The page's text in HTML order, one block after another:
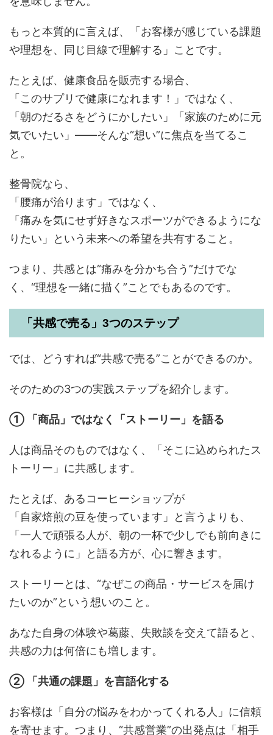
もっと本質的に言えば、「お客様が感じている課題
や理想を、同じ目線で理解する」ことです。
たとえば、健康食品を販売する場合、
「このサプリで健康になれます！」ではなく、
「朝のだるさをどうにかしたい」「家族のために元
気でいたい」——そんな“想い”に焦点を当てるこ
と。
整骨院なら、
「腰痛が治ります」ではなく、
「痛みを気にせず好きなスポーツができるようにな
りたい」という未来への希望を共有すること。
つまり、共感とは“痛みを分かち合う”だけでな
く、“理想を一緒に描く”ことでもあるのです。
「共感で売る」3つのステップ
では、どうすれば“共感で売る”ことができるのか。
そのための3つの実践ステップを紹介します。
① 「商品」ではなく「ストーリー」を語る
人は商品そのものではなく、「そこに込められたス
トーリー」に共感します。
たとえば、あるコーヒーショップが
「自家焙煎の豆を使っています」と言うよりも、
「一人で頑張る人が、朝の一杯で少しでも前向きに
なれるように」と語る方が、心に響きます。
ストーリーとは、“なぜこの商品・サービスを届け
たいのか”という想いのこと。
あなた自身の体験や葛藤、失敗談を交えて語ると、
共感の力は何倍にも増します。
② 「共通の課題」を言語化する
お客様は「自分の悩みをわかってくれる人」に信頼
を寄せます。つまり、“共感営業”の出発点は「相手